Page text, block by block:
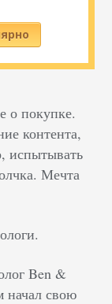
о покупке.
контента,
испытывать
Мечта
Ben &
начал свою